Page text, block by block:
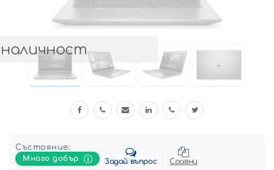
Състояние:
Много добър
Задай въпрос Сравни